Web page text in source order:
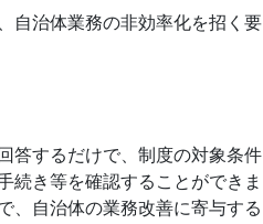
自治体業務の非効率化を招く要
答するだけで、制度の対象条件
続き等を確認することができま
、自治体の業務改善に寄与する